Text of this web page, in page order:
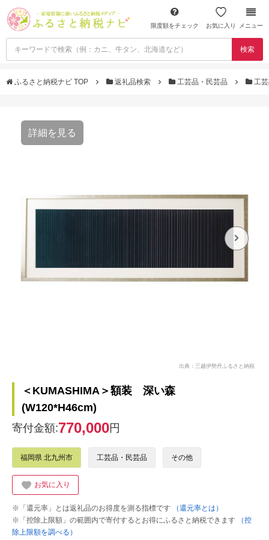
限度額をチェック お気に入り メニュー
検索
ふるさと納税ナビ TOP 返礼品検索 工芸品・民芸品 工芸
詳細を見る
出典：三越伊勢丹ふるさと納税
＜KUMASHIMA＞額装 深い森
(W120*H46cm)
寄付金額:770,000円
福岡県 北九州市 工芸品・民芸品 その他
お気に入り
※「還元率」とは返礼品のお得度を測る指標です
（還元率とは）
※「控除上限額」の範囲内で寄付するとお得にふるさと納税できます
（控
除上限額を調べる）